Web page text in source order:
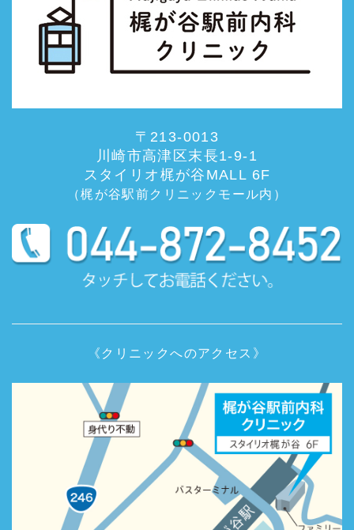
〒213-0013
川崎市高津区末長1-9-1
スタイリオ梶が谷MALL 6F
（梶が谷駅前クリニックモール内）
《クリニックへのアクセス》